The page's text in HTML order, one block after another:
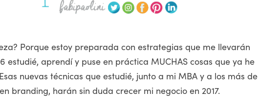
Porque estoy preparada con estrategias que me llevarán
estudié, aprendí y puse en práctica MUCHAS cosas que ya he
nuevas técnicas que estudié, junto a mi MBA y a los más de
branding, harán sin duda crecer mi negocio en 2017.